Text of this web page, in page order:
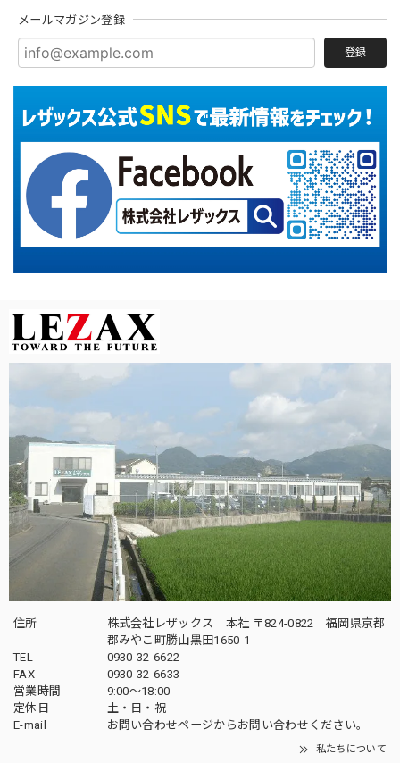
メールマガジン登録
登録
住所
株式会社レザックス 本社 〒824-0822 福岡県京都
郡みやこ町勝山黒田1650-1
TEL
0930-32-6622
FAX
0930-32-6633
営業時間
9:00〜18:00
定休日
土・日・祝
E-mail
お問い合わせページからお問い合わせください。
私たちについて